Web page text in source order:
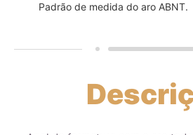
Padrão de medida do aro ABNT.